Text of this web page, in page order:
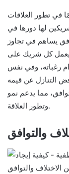
في تطور العلاقات
لها دورها في
يساهم في تجاوز
يعمل كل شريك على
رغباته، وفي نفس
التنازل عن قيمه
مما يدعم نمو
وتطور العلاقة.
والتوافق